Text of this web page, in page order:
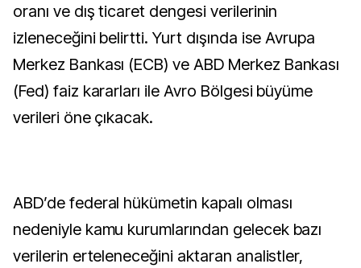
oranı ve dış ticaret dengesi verilerinin
izleneceğini belirtti. Yurt dışında ise Avrupa
Merkez Bankası (ECB) ve ABD Merkez Bankası
(Fed) faiz kararları ile Avro Bölgesi büyüme
verileri öne çıkacak.
ABD’de federal hükümetin kapalı olması
nedeniyle kamu kurumlarından gelecek bazı
verilerin erteleneceğini aktaran analistler,